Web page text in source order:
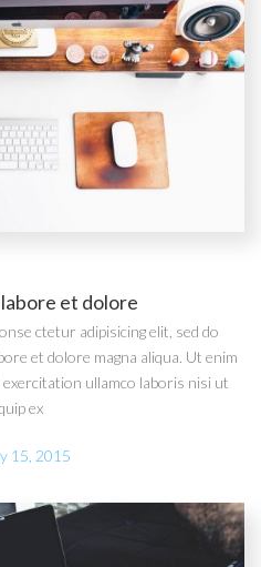
et dolore
ctetur adipisicing elit, sed do
et dolore magna aliqua. Ut enim
ullamco laboris nisi ut
ex
15, 2015